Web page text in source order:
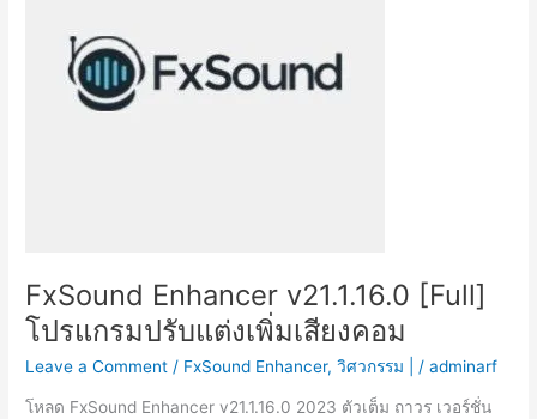
FxSound Enhancer v21.1.16.0 [Full]
โปรแกรมปรับแต่งเพิ่มเสียงคอม
Leave a Comment / FxSound Enhancer,วิศวกรรม | /adminarf
โหลด FxSound Enhancer v21.1.16.0 2023 ตัวเต็ม ถาวร เวอร์ชั่น